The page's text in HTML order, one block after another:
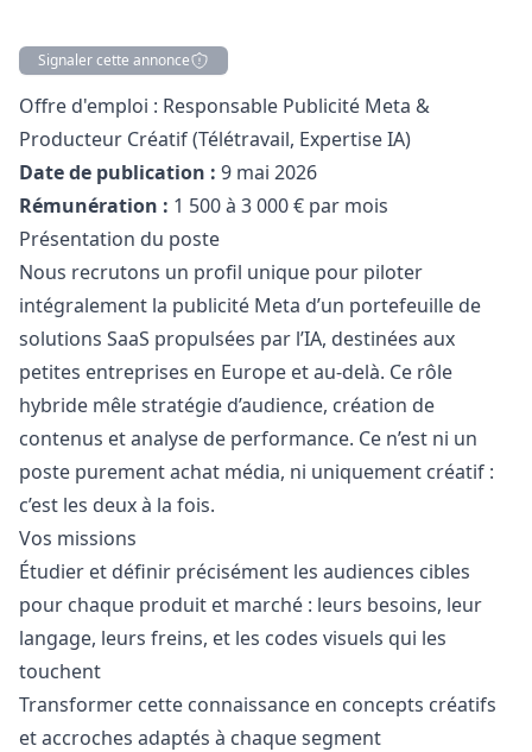
Signaler cette annonce
Description
Offre d'emploi : Responsable Publicité Meta &
Producteur Créatif (Télétravail, Expertise IA)
Date de publication : 9 mai 2026
Rémunération : 1 500 à 3 000 € par mois
Présentation du poste
Nous recrutons un profil unique pour piloter
intégralement la publicité Meta d’un portefeuille de
solutions SaaS propulsées par l’IA, destinées aux
petites entreprises en Europe et au-delà. Ce rôle
hybride mêle stratégie d’audience, création de
contenus et analyse de performance. Ce n’est ni un
poste purement achat média, ni uniquement créatif :
c’est les deux à la fois.
Vos missions
Étudier et définir précisément les audiences cibles
pour chaque produit et marché : leurs besoins, leur
langage, leurs freins, et les codes visuels qui les
touchent
Transformer cette connaissance en concepts créatifs
et accroches adaptés à chaque segment